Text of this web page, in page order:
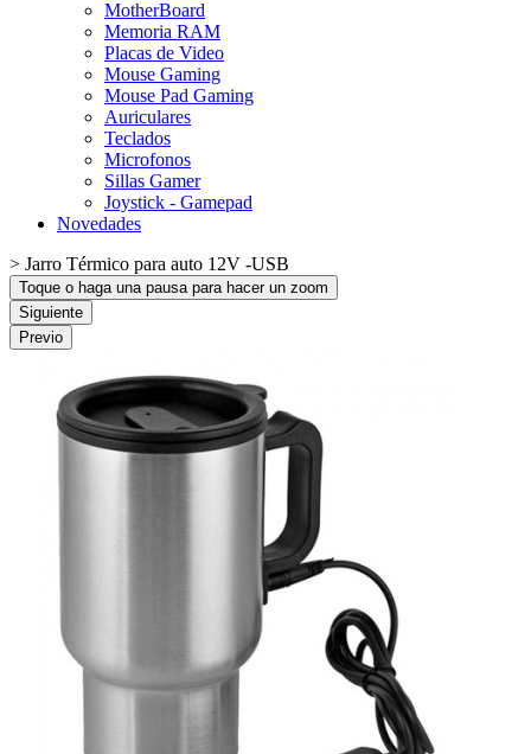
MotherBoard
Memoria RAM
Placas de Video
Mouse Gaming
Mouse Pad Gaming
Auriculares
Teclados
Microfonos
Sillas Gamer
Joystick - Gamepad
Novedades
> Jarro Térmico para auto 12V -USB
Toque o haga una pausa para hacer un zoom
Siguiente
Previo